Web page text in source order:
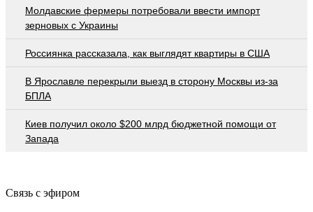
Молдавские фермеры потребовали ввести импорт
зерновых с Украины
Россиянка рассказала, как выглядят квартиры в США
В Ярославле перекрыли выезд в сторону Москвы из-за
БПЛА
Киев получил около $200 млрд бюджетной помощи от
Запада
Связь с эфиром